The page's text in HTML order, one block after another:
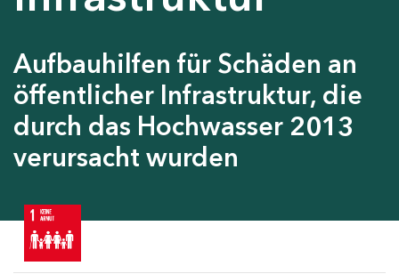
Aufbauhilfen für Schäden an
öffentlicher Infrastruktur, die
durch das Hochwasser 2013
verursacht wurden